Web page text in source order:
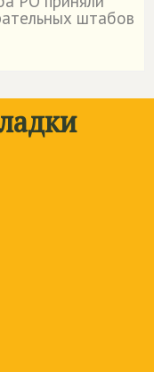
штабов